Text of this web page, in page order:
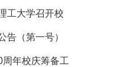
工大学召开校
告（第一号）
周年校庆筹备工